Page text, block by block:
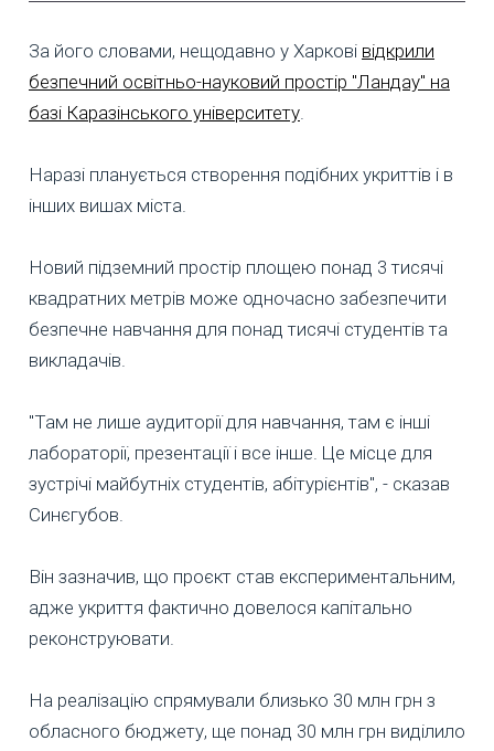
За його словами, нещодавно у Харкові відкрили
безпечний освітньо-науковий простір "Ландау" на
базі Каразінського університету
Наразі планується створення подібних укриттів і в
інших вишах міста.
Новий підземний простір площею понад 3 тисячі
квадратних метрів може одночасно забезпечити
безпечне навчання для понад тисячі студентів та
викладачів.
"Там не лише аудиторії для навчання, там є інші
лабораторії, презентації і все інше. Це місце для
зустрічі майбутніх студентів, абітурієнтів", - сказав
Синєгубов.
Він зазначив, що проєкт став експериментальним,
адже укриття фактично довелося капітально
реконструювати.
На реалізацію спрямували близько 30 млн грн з
обласного бюджету, ще понад 30 млн грн виділило